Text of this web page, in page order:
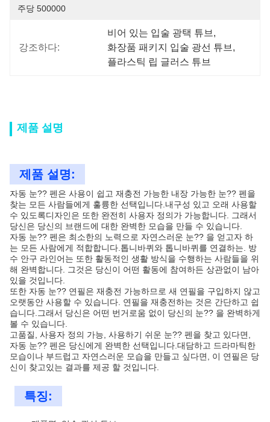
주당 500000
강조하다:
비어 있는 입술 광택 튜브 ,
화장품 패키지 입술 광선 튜브 ,
플라스틱 립 글러스 튜브
제품 설명
제품 설명:
자동 눈?? 펜은 사용이 쉽고 재충전 가능한 내장 가능한 눈?? 펜을
찾는 모든 사람들에게 훌륭한 선택입니다.내구성 있고 오래 사용할
수 있도록디자인은 또한 완전히 사용자 정의가 가능합니다. 그래서
당신은 당신의 브랜드에 대한 완벽한 모습을 만들 수 있습니다.
자동 눈?? 펜은 최소한의 노력으로 자연스러운 눈?? 을 얻고자 하
는 모든 사람에게 적합합니다.톱니바퀴와 톱니바퀴를 연결하는. 방
수 안구 라인어는 또한 활동적인 생활 방식을 수행하는 사람들을 위
해 완벽합니다. 그것은 당신이 어떤 활동에 참여하든 상관없이 남아
있을 것입니다.
또한 자동 눈?? 연필은 재충전 가능하므로 새 연필을 구입하지 않고
오랫동안 사용할 수 있습니다. 연필을 재충전하는 것은 간단하고 쉽
습니다.그래서 당신은 어떤 번거로움 없이 당신의 눈?? 을 완벽하게
볼 수 있습니다.
고품질, 사용자 정의 가능, 사용하기 쉬운 눈?? 펜을 찾고 있다면,
자동 눈?? 펜은 당신에게 완벽한 선택입니다.대담하고 드라마틱한
모습이나 부드럽고 자연스러운 모습을 만들고 싶다면, 이 연필은 당
신이 찾고있는 결과를 제공 할 것입니다.
특징: